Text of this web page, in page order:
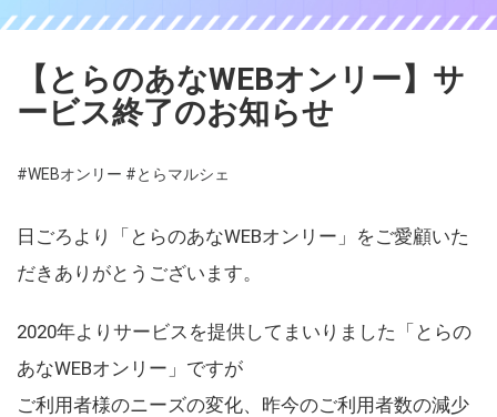
【とらのあなWEBオンリー】サ
ービス終了のお知らせ
#WEBオンリー #とらマルシェ
日ごろより「とらのあなWEBオンリー」をご愛顧いた
だきありがとうございます。
2020年よりサービスを提供してまいりました「とらの
あなWEBオンリー」ですが
ご利用者様のニーズの変化、昨今のご利用者数の減少